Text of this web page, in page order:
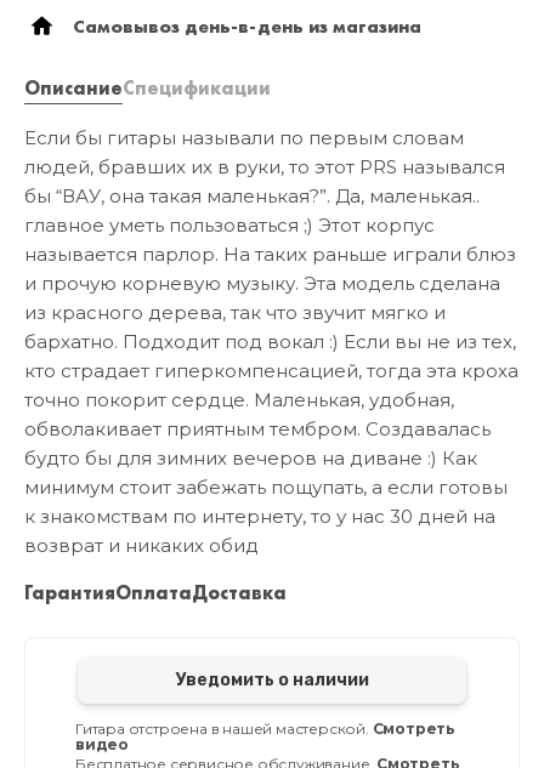
Самовывоз день-в-день из магазина
ОписаниеСпецификации
Если бы гитары называли по первым словам
людей, бравших их в руки, то этот PRS назывался
бы “ВАУ, она такая маленькая?”. Да, маленькая..
главное уметь пользоваться ;) Этот корпус
называется парлор. На таких раньше играли блюз
и прочую корневую музыку. Эта модель сделана
из красного дерева, так что звучит мягко и
бархатно. Подходит под вокал :) Если вы не из тех,
кто страдает гиперкомпенсацией, тогда эта кроха
точно покорит сердце. Маленькая, удобная,
обволакивает приятным тембром. Создавалась
будто бы для зимних вечеров на диване :) Как
минимум стоит забежать пощупать, а если готовы
к знакомствам по интернету, то у нас 30 дней на
возврат и никаких обид
ГарантияОплатаДоставка
Уведомить о наличии
Гитара отстроена в нашей мастерской. Смотреть
видео
Бесплатное сервисное обслуживание. Смотреть